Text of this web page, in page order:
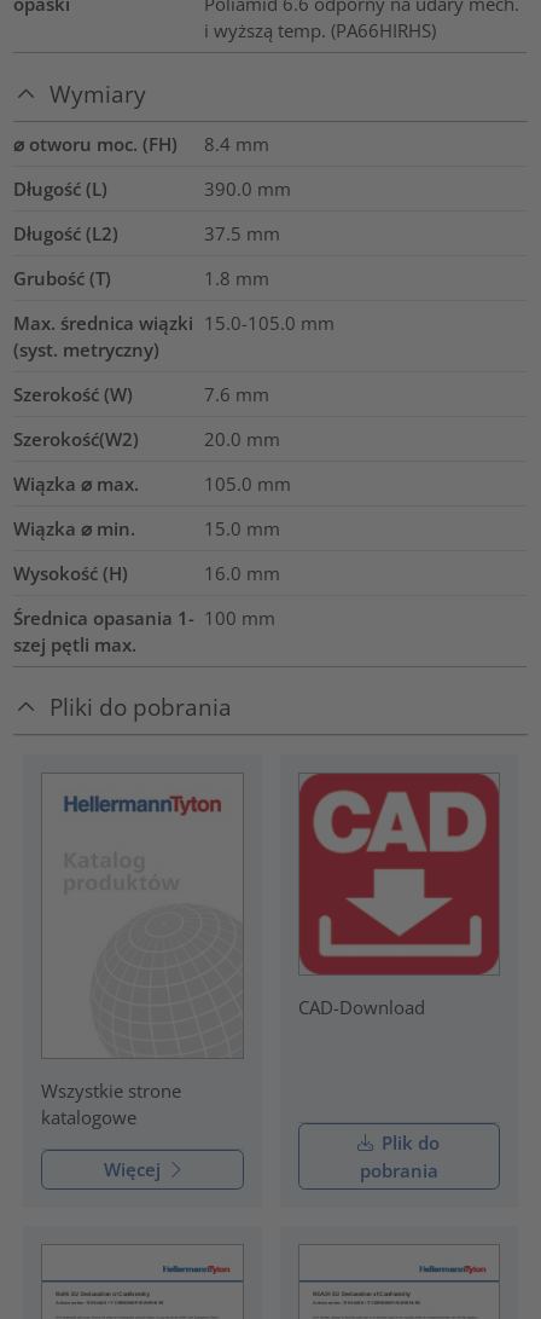
i wyższą temp. (PA66HIRHS)
Wymiary
⌀ otworu moc. (FH)
8.4 mm
Długość (L)
390.0 mm
Długość (L2)
37.5 mm
Grubość (T)
1.8 mm
Max. średnica wiązki
(syst. metryczny)
15.0-105.0 mm
Szerokość (W) 7.6 mm
Szerokość(W2)
20.0 mm
Wiązka ⌀ max.
105.0 mm
Wiązka ⌀ min.
15.0 mm
Wysokość (H)
16.0 mm
Średnica opasania 1-
szej pętli max.
100 mm
Pliki do pobrania
Wszystkie strone
katalogowe
Więcej
CAD-Download
Plik do
pobrania